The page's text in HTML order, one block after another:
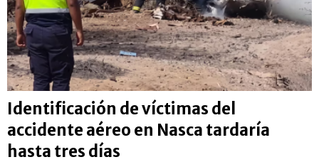
Identificación de víctimas del
accidente aéreo en Nasca tardaría
hasta tres días